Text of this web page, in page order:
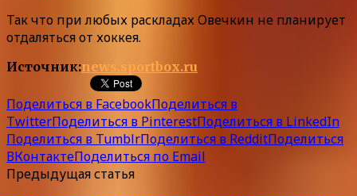
Так что при любых раскладах Овечкин не планирует
отдаляться от хоккея.
Источник:news.sportbox.ru
Поделиться в FacebookПоделиться в
TwitterПоделиться в PinterestПоделиться в LinkedIn
Поделиться в TumblrПоделиться в RedditПоделиться
ВКонтактеПоделиться по Email
Предыдущая статья